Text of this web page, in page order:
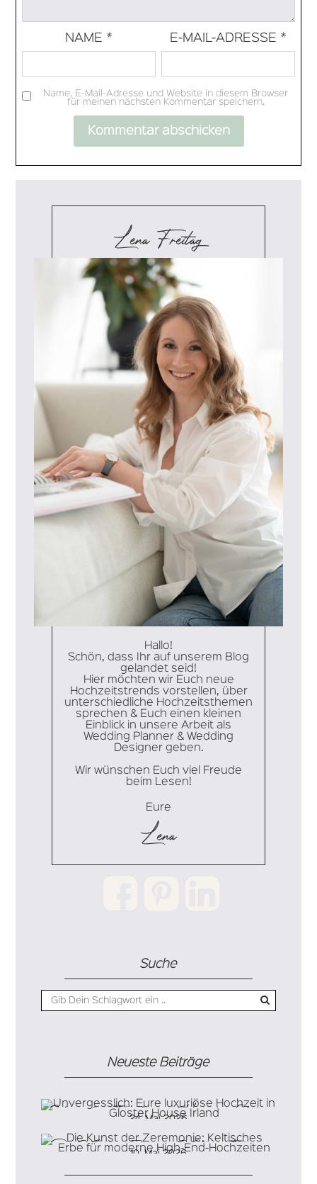
NAME * E-MAIL-ADRESSE *
Name, E-Mail-Adresse und Website in diesem Browser
für meinen nächsten Kommentar speichern.
Lena Freitag
Hallo!
Schön, dass Ihr auf unserem Blog
gelandet seid!
Hier möchten wir Euch neue
Hochzeitstrends vorstellen, über
unterschiedliche Hochzeitsthemen
sprechen & Euch einen kleinen
Einblick in unsere Arbeit als
Wedding Planner & Wedding
Designer geben.
Wir wünschen Euch viel Freude
beim Lesen!
Eure
Lena
Suche
Neueste Beiträge
Unvergesslich: Eure luxuriöse Hochzeit in Gloster
House Irland
24. Mai 2026
Die Kunst der Zeremonie: Keltisches Erbe für
moderne High-End-Hochzeiten
10. Mai 2026